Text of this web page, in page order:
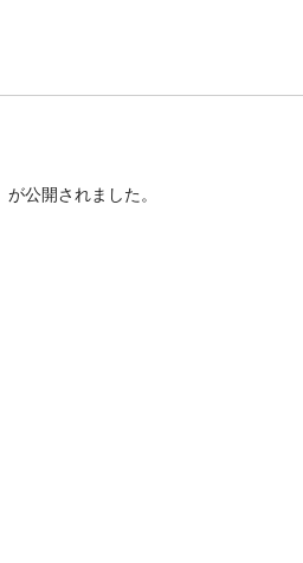
が公開されました。